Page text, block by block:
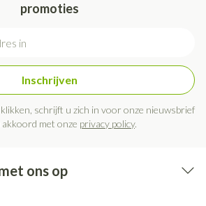
promoties
Inschrijven
schrijft u zich in voor onze nieuwsbrief
akkoord met onze privacy policy.
ons op